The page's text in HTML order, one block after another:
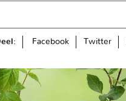
Facebook Twitter